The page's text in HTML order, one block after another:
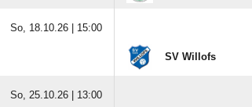
So, 18.10.26 | 15:00
SV Willofs
So, 25.10.26 | 13:00